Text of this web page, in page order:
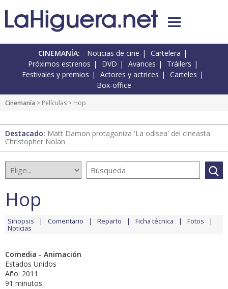
CINEMANÍA: Noticias de cine
Cartelera
Próximos estrenos
DVD Avances
Tráilers
Festivales y premios
Actores y actrices
Carteles
Box-office
Cinemanía > Películas > Hop
Destacado: Matt Damon protagoniza 'La odisea' del cineasta
Christopher Nolan
Hop
Sinopsis Comentario Reparto Ficha técnica Fotos
Noticias
Comedia - Animación
Estados Unidos
Año: 2011
91 minutos